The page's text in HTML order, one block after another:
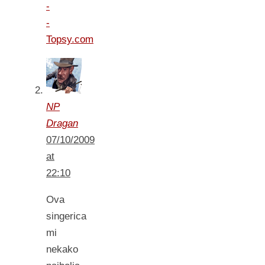
-
-
Topsy.com
NP
Dragan
07/10/2009
at
22:10
Ova
singerica
mi
nekako